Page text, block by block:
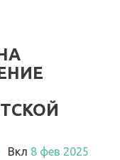
Вкл 8 фев 2025